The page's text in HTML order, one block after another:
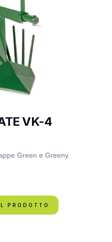
VK-4
Green e Greeny.
PRODOTTO